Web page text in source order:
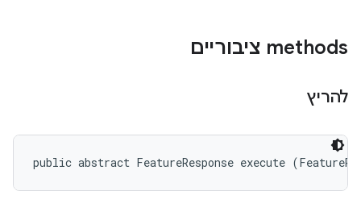
‫methods ציבוריים
להריץ
public abstract FeatureResponse execute